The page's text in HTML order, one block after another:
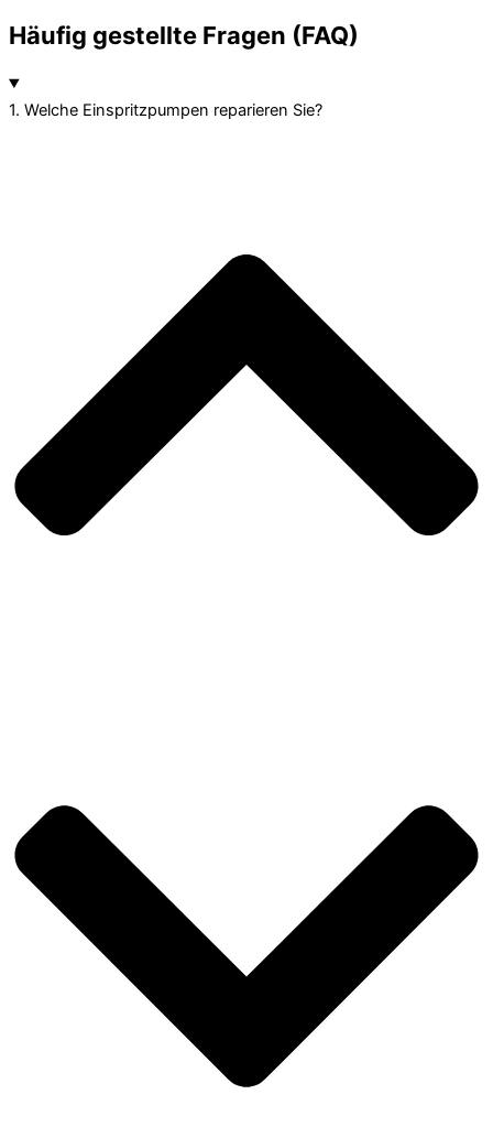
Häufig gestellte Fragen (FAQ)
1. Welche Einspritzpumpen reparieren Sie?